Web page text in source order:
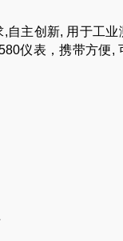
自主创新, 用于工业
仪表，携带方便,